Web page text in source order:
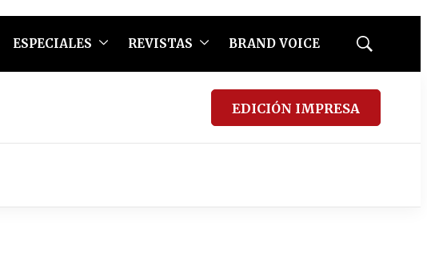
ESPECIALES REVISTAS BRAND VOICE
Mostrar
EDICIÓN IMPRESA